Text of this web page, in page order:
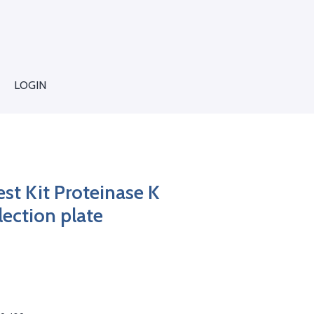
LOGIN
Kit Proteinase K
plate